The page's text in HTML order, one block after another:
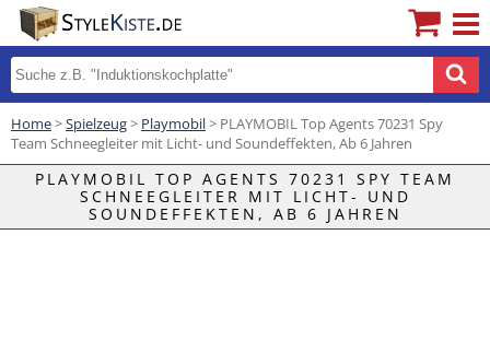
Home>Spielzeug> Playmobil> PLAYMOBIL Top Agents 70231 Spy
Team Schneegleiter mit Licht- und Soundeffekten, Ab 6 Jahren
PLAYMOBIL TOP AGENTS 70231 SPY TEAM
SCHNEEGLEITER MIT LICHT- UND
SOUNDEFFEKTEN, AB 6 JAHREN